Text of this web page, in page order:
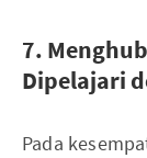
7.
Dipelajari
Pada